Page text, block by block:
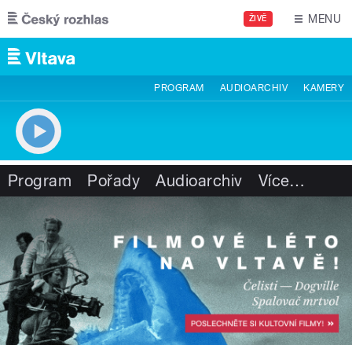
Přejít k hlavnímu obsahu
ŽIVĚ MENU
PROGRAM AUDIOARCHIV KAMERY
Program Pořady Audioarchiv Více…